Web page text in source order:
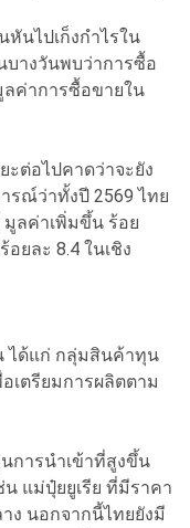
นไปเก็งกำไรใน
างวันพบว่าการซื้อ
ค่าการซื้อขายใน
ต่อไปคาดว่าจะยัง
รณ์ว่าทั้งปี 2569 ไทย
มูลค่าเพิ่มขึ้น ร้อย
ยละ 8.4 ในเชิง
ได้แก่ กลุ่มสินค้าทุน
เตรียมการผลิตตาม
นการนำเข้าที่สูงขึ้น
แม่ปุ๋ยยูเรีย ที่มีราคา
ง นอกจากนี้ไทยยังมี